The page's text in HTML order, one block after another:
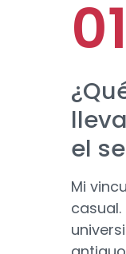
el
Mi